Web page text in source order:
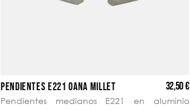
PENDIENTES E221 OANA MILLET 32,50 €
Pendientes medianos E221 en aluminio